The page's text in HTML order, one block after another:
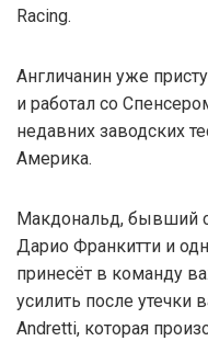
Racing.
Англичанин уже
и работал со
недавних заводских
Америка.
Макдональд, бывший
Дарио Франкитти и
принесёт в команду
усилить после утечки
Andretti, которая